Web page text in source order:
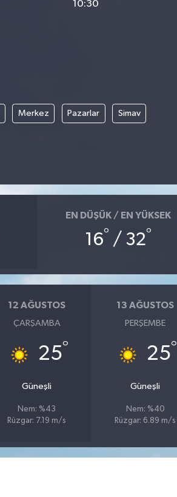
10:30
Merkez Pazarlar Simav
EN DÜŞÜK / EN YÜKSEK
16° / 32°
12 AĞUSTOS
ÇARŞAMBA
25°
Güneşli
Nem: %43
Rüzgar: 7.19 m/s
13 AĞUSTOS
PERŞEMBE
25°
Güneşli
Nem: %40
Rüzgar: 6.89 m/s